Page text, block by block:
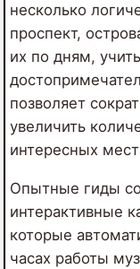
несколько
проспект,
их по дням,
позволяет
увеличить
интересных
Опытные гиды
интерактивные
которые
часах работы